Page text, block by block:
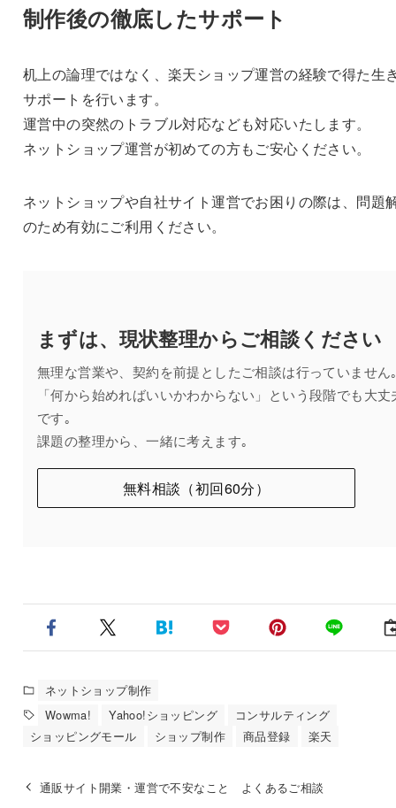
制作後の徹底したサポート
机上の論理ではなく、楽天ショップ運営の経験で得た生
サポートを行います。
運営中の突然のトラブル対応なども対応いたします。
ネットショップ運営が初めての方もご安心ください。
ネットショップや自社サイト運営でお困りの際は、問題
のため有効にご利用ください。
まずは、現状整理からご相談ください
無理な営業や、契約を前提としたご相談は行っていません
「何から始めればいいかわからない」という段階でも大丈
です｡
課題の整理から、一緒に考えます｡
無料相談（初回60分）
ネットショップ制作
Wowma!
Yahoo!ショッピング
コンサルティング
ショッピングモール
ショップ制作 商品登録 楽天
通販サイト開業・運営で不安なこと よくあるご相談